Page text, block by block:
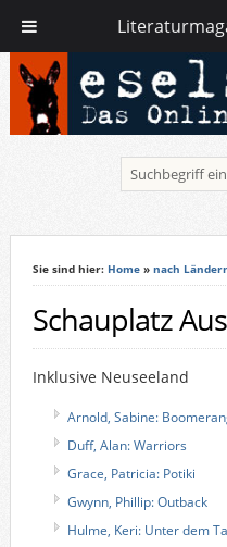
Sie sind hier: Home» nach
Schauplatz
Inklusive Neuseeland
Arnold, Sabine:
Duff, Alan: Warriors
Grace, Patricia: Potiki
Gwynn, Phillip: Outback
Hulme, Keri: Unter dem